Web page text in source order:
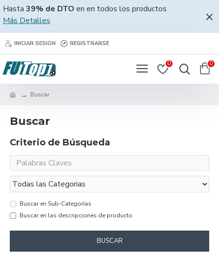
Hasta 39% de DTO en en todos los productos
Más Detalles
INICIAR SESIÓN REGISTRARSE
0 0
Buscar
Buscar
Criterio de Búsqueda
Buscar en Sub-Categorías
Buscar en las descripciones de producto
BUSCAR